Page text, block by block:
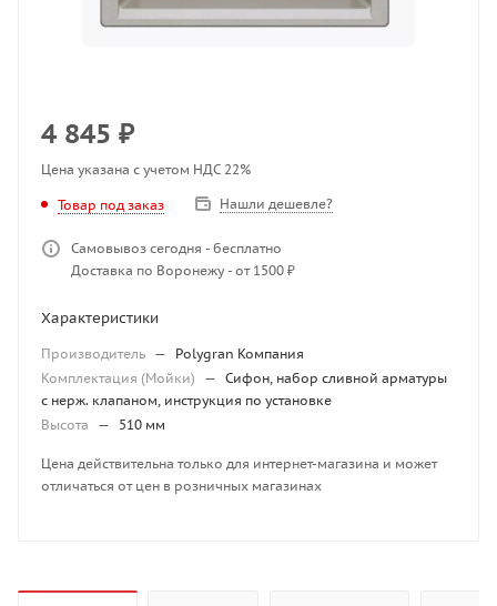
4 845 ₽
Цена указана с учетом НДС 22%
Товар под заказ Нашли дешевле?
Самовывоз сегодня - бесплатно
Доставка по Воронежу - от 1500 ₽
Характеристики
Производитель —
Polygran Компания
Комплектация (Мойки)
— Сифон, набор сливной арматуры
с нерж. клапаном, инструкция по установке
Высота
— 510 мм
Цена действительна только для интернет-магазина и может
отличаться от цен в розничных магазинах